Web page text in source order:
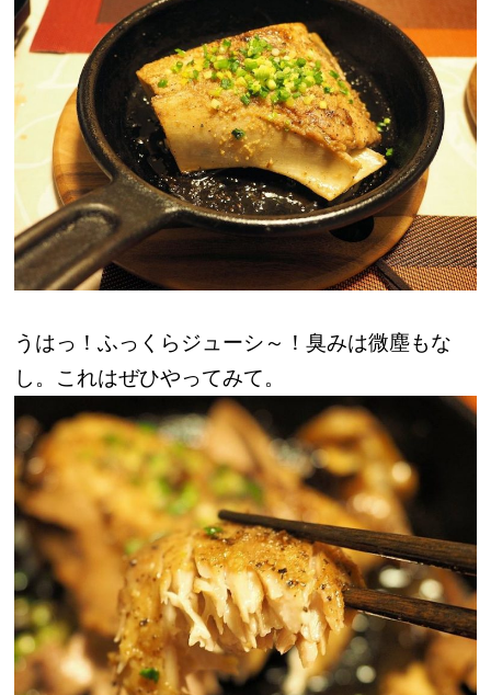
うはっ！ふっくらジューシ～！臭みは微塵もな
し。これはぜひやってみて。